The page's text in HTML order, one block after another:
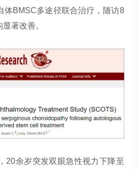
体BMSC多途径联合治疗，随访8
著改善。
20余岁突发双眼急性视力下降至